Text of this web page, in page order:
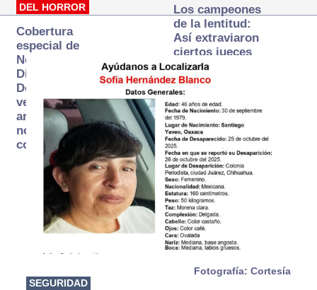
DEL HORROR
Cobertura
especial de
Norte
Digital:
Donde la
verdad
arde… pero
no se
consume
Los campeones
de la lentitud:
Así extraviaron
ciertos jueces
la justicia
expedita
Fotografía: Cortesía
SEGURIDAD